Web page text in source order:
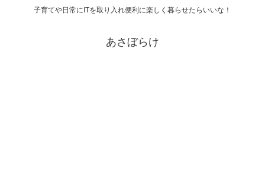
子育てや日常にITを取り入れ便利に楽しく暮らせたらいいな！
あさぼらけ